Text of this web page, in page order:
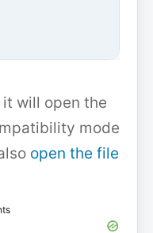
will open the
mode
open the file